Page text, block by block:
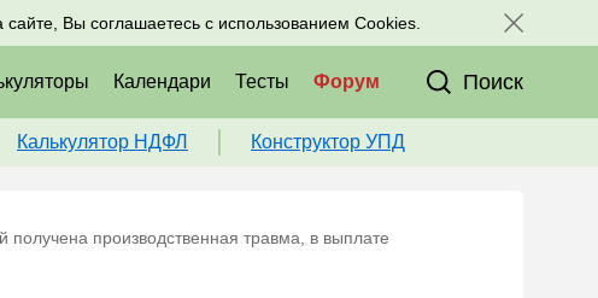
сайте, Вы соглашаетесь с использованием Cookies.
Присоединяйтесь к нам в соц. сетях:
Календари Тесты Форум Поиск
Калькулятор НДФЛ Конструктор УПД
производственная травма, в выплате